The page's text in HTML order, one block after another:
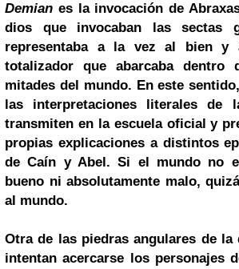
Demian es la invocación de
dios que invocaban las sectas
representaba a la vez al bien
totalizador que abarcaba
mitades del mundo. En este
las interpretaciones literales de
transmiten en la escuela oficial y
propias explicaciones a distintos
de Caín y Abel. Si el mundo no
bueno ni absolutamente malo,
al mundo.
Otra de las piedras angulares de
intentan acercarse los personajes